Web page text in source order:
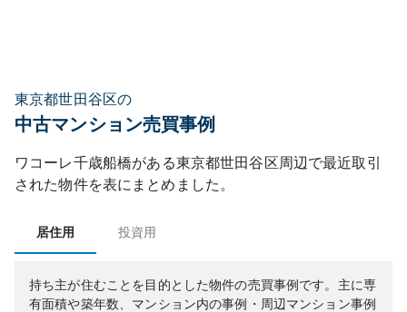
東京都世田谷区の
中古マンション売買事例
ワコーレ千歳船橋がある東京都世田谷区周辺で最近取引
された物件を表にまとめました。
居住用 投資用
持ち主が住むことを目的とした物件の売買事例です。 主に専
有面積や築年数、マンション内の事例・周辺マンション事例